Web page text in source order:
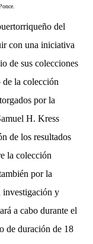
del
con una iniciativa
de sus colecciones
la colección
por la
H. Kress
de los resultados
la colección
por la
investigación y
a cabo durante el
de duración de 18